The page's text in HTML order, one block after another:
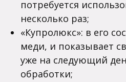
потребуется
несколько раз;
«Купролюкс»: в его
меди, и показывает
уже на следующий
обработки;